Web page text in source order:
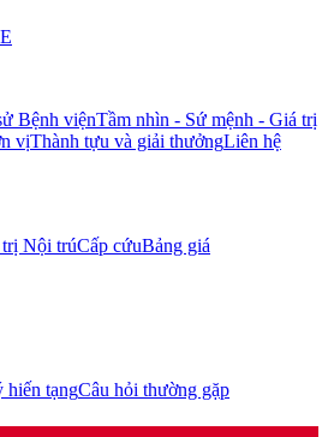
Bệnh việnTầm nhìn - Sứ mệnh - Giá trị
vịThành tựu và giải thưởngLiên hệ
Nội trúCấp cứuBảng giá
hiến tạngCâu hỏi thường gặp